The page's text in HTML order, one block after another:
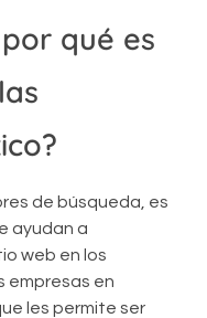
qué es
de búsqueda, es
ayudan a
web en los
empresas en
les permite ser